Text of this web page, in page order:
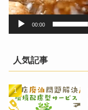
00:00
人気記事